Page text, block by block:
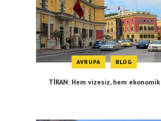
AVRUPA BLOG
TİRAN: Hem vizesiz, hem ekonomik